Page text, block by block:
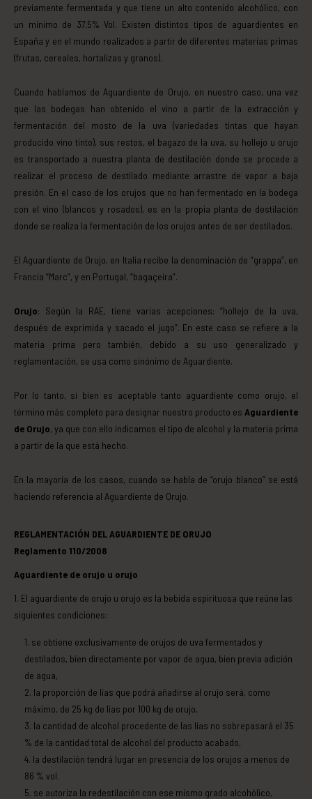
previamente fermentada y que tiene un alto contenido alcohólico, con
un mínimo de 37,5% Vol. Existen distintos tipos de aguardientes en
España y en el mundo realizados a partir de diferentes materias primas
(frutas, cereales, hortalizas y granos).
Cuando hablamos de Aguardiente de Orujo, en nuestro caso, una vez
que las bodegas han obtenido el vino a partir de la extracción y
fermentación del mosto de la uva (variedades tintas que hayan
producido vino tinto), sus restos, el bagazo de la uva, su hollejo u orujo
es transportado a nuestra planta de destilación donde se procede a
realizar el proceso de destilado mediante arrastre de vapor a baja
presión. En el caso de los orujos que no han fermentado en la bodega
con el vino (blancos y rosados), es en la propia planta de destilación
donde se realiza la fermentación de los orujos antes de ser destilados.
El Aguardiente de Orujo, en Italia recibe la denominación de “grappa”, en
Francia “Marc”, y en Portugal, “bagaçeira”.
Orujo: Según la RAE, tiene varias acepciones: “hollejo de la uva,
después de exprimida y sacado el jugo”. En este caso se refiere a la
materia prima pero también, debido a su uso generalizado y
reglamentación, se usa como sinónimo de Aguardiente.
Por lo tanto, si bien es aceptable tanto aguardiente como orujo, el
término más completo para designar nuestro producto es Aguardiente
de Orujo, ya que con ello indicamos el tipo de alcohol y la materia prima
a partir de la que está hecho.
En la mayoría de los casos, cuando se habla de “orujo blanco” se está
haciendo referencia al Aguardiente de Orujo.
REGLAMENTACIÓN DEL AGUARDIENTE DE ORUJO
Reglamento 110/2008
Aguardiente de orujo u orujo
El aguardiente de orujo u orujo es la bebida espirituosa que reúne las
siguientes condiciones:
se obtiene exclusivamente de orujos de uva fermentados y
destilados, bien directamente por vapor de agua, bien previa adición
de agua,
la proporción de lías que podrá añadirse al orujo será, como
máximo, de 25 kg de lías por 100 kg de orujo,
la cantidad de alcohol procedente de las lías no sobrepasará el 35
% de la cantidad total de alcohol del producto acabado,
la destilación tendrá lugar en presencia de los orujos a menos de
86 % vol.
se autoriza la redestilación con ese mismo grado alcohólico,